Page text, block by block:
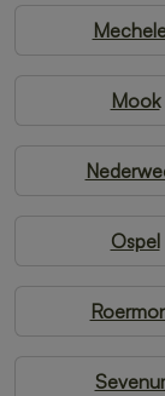
Mook
Ospel